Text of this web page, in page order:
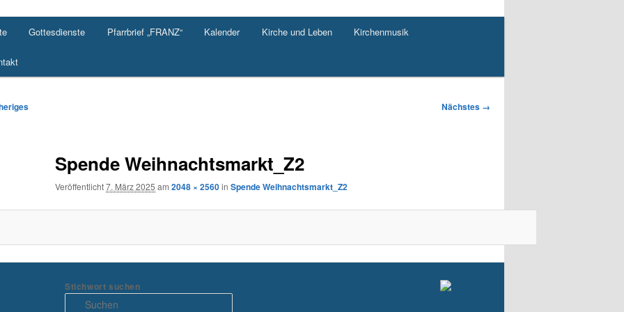
Gottesdienste Pfarrbrief „FRANZ“ Kalender Kirche und Leben Kirchenmusik
Nächstes →
Spende Weihnachtsmarkt_Z2
Veröffentlicht7. März 2025 am2048 × 2560inSpende Weihnachtsmarkt_Z2
Stichwort suchen